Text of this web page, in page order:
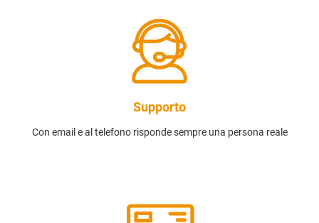
Supporto
Con email e al telefono risponde sempre una persona reale